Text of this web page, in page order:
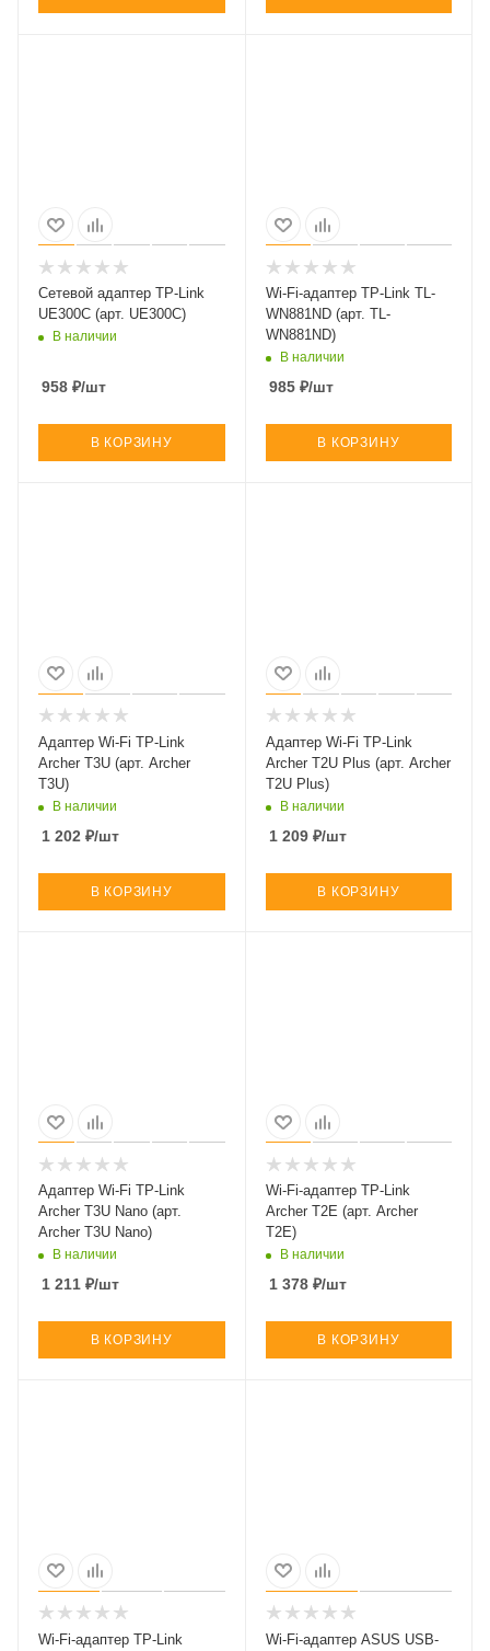
Сетевой адаптер TP-Link
UE300C (арт. UE300C)
В наличии
958 ₽/шт
В КОРЗИНУ
Wi-Fi-адаптер TP-Link TL-
WN881ND (арт. TL-
WN881ND)
В наличии
985₽/шт
В КОРЗИНУ
Адаптер Wi-Fi TP-Link
Archer T3U (арт. Archer
T3U)
В наличии
1 202 ₽/шт
В КОРЗИНУ
Адаптер Wi-Fi TP-Link
Archer T2U Plus (арт. Archer
T2U Plus)
В наличии
1 209₽/шт
В КОРЗИНУ
Адаптер Wi-Fi TP-Link
Archer T3U Nano (арт.
Archer T3U Nano)
В наличии
1 211 ₽/шт
В КОРЗИНУ
Wi-Fi-адаптер TP-Link
Archer T2E (арт. Archer
T2E)
В наличии
1 378₽/шт
В КОРЗИНУ
Wi-Fi-адаптер TP-Link
Wi-Fi-адаптер ASUS USB-